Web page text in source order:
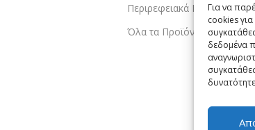
Για να
cookies
δεδομένα
Περιρεφειακά PC
Όλα τα Προϊόντα